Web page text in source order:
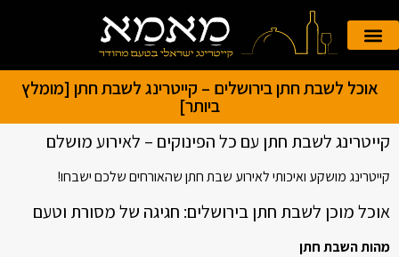
אוכל לשבת חתן בירושלים – קייטרינג לשבת חתן [מומלץ
ביותר]
קייטרינג לשבת חתן עם כל הפינוקים – לאירוע מושלם
קייטרינג מושקע ואיכותי לאירוע שבת חתן שהאורחים שלכם ישבחו!
אוכל מוכן לשבת חתן בירושלים: חגיגה של מסורת וטעם
מהות השבת חתן